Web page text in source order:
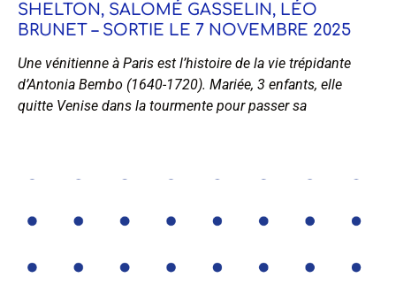
SHELTON, SALOMÉ GASSELIN, LÉO
BRUNET – SORTIE LE 7 NOVEMBRE 2025
Une vénitienne à Paris est l’histoire de la vie trépidante
d’Antonia Bembo (1640-1720). Mariée, 3 enfants, elle
quitte Venise dans la tourmente pour passer sa